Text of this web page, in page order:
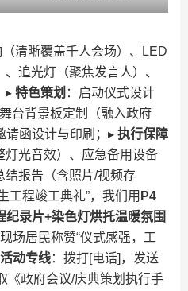
清晰覆盖千人会场）、LED
追光灯（聚焦发言人）、
​特色策划​ ​：启动仪式设计
台背景板定制（融入政府
请函设计与印刷；▸ ​执行保障​​
灯光音效）、应急备用设备
结报告（含照片/视频存
工程竣工典礼”，我们用​ ​P4
录片+染色灯烘托温暖氛围
场居民称赞“仪式感强，工
动专线​​：拨打[电话]，发送
《政府会议/庆典策划执行手